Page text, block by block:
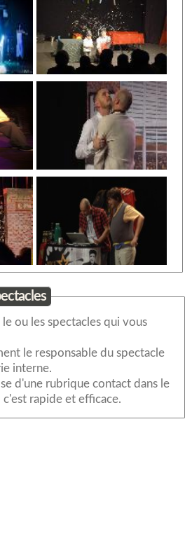
ou les spectacles qui vous
le responsable du spectacle
interne.
d'une rubrique contact dans le
c'est rapide et efficace.